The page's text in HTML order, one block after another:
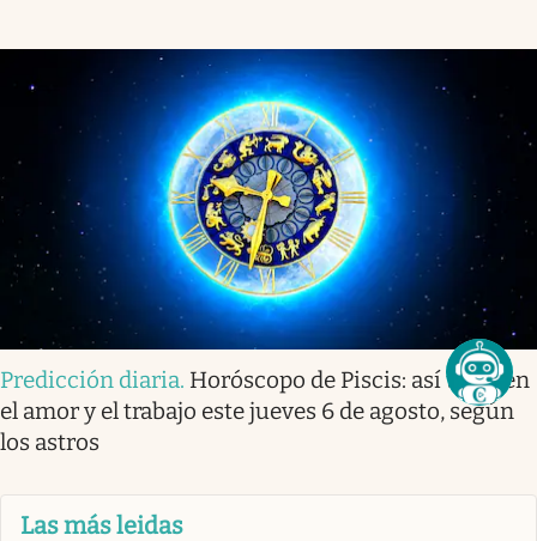
Predicción diaria. Horóscopo de Piscis: así te irá en
el amor y el trabajo este jueves 6 de agosto, según
los astros
Las más leidas